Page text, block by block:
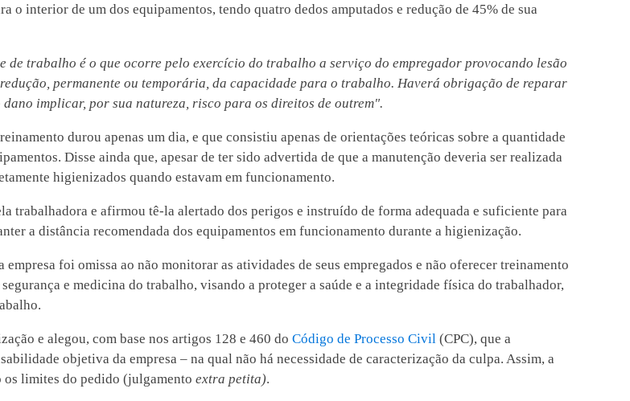
interior de um dos equipamentos, tendo quatro dedos amputados e redução de 45% de sua
de trabalho é o que ocorre pelo exercício do trabalho a serviço do empregador provocando lesão
permanente ou temporária, da capacidade para o trabalho. Haverá obrigação de reparar
implicar, por sua natureza, risco para os direitos de outrem".
durou apenas um dia, e que consistiu apenas de orientações teóricas sobre a quantidade
Disse ainda que, apesar de ter sido advertida de que a manutenção deveria ser realizada
higienizados quando estavam em funcionamento.
trabalhadora e afirmou tê-la alertado dos perigos e instruído de forma adequada e suficiente para
a distância recomendada dos equipamentos em funcionamento durante a higienização.
foi omissa ao não monitorar as atividades de seus empregados e não oferecer treinamento
e medicina do trabalho, visando a proteger a saúde e a integridade física do trabalhador,
e alegou, com base nos artigos 128 e 460 do Código de Processo Civil (CPC), que a
objetiva da empresa – na qual não há necessidade de caracterização da culpa. Assim, a
os limites do pedido (julgamento extra petita).